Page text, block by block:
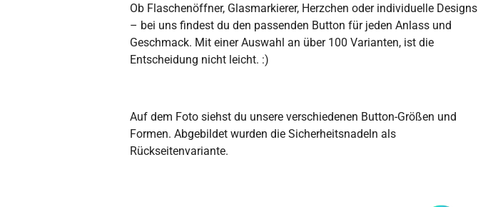
Ob Flaschenöffner, Glasmarkierer, Herzchen oder individuelle Designs
– bei uns findest du den passenden Button für jeden Anlass und
Geschmack. Mit einer Auswahl an über 100 Varianten, ist die
Entscheidung nicht leicht. :)
Auf dem Foto siehst du unsere verschiedenen Button-Größen und
Formen. Abgebildet wurden die Sicherheitsnadeln als
Rückseitenvariante.